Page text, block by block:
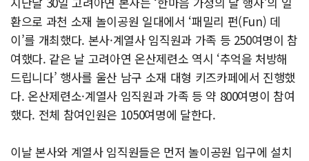
환으로 과천 소재 놀이공원 일대에서 ‘패밀리 펀(Fun) 데
이’를 개최했다. 본사·계열사 임직원과 가족 등 250여명이 참
여했다. 같은 날 고려아연 온산제련소 역시 ‘추억을 처방해
드립니다’ 행사를 울산 남구 소재 대형 키즈카페에서 진행했
다. 온산제련소·계열사 임직원과 가족 등 약 800여명이 참여
했다. 전체 참여인원은 1050여명에 달한다.
이날 본사와 계열사 임직원들은 먼저 놀이공원 입구에 설치